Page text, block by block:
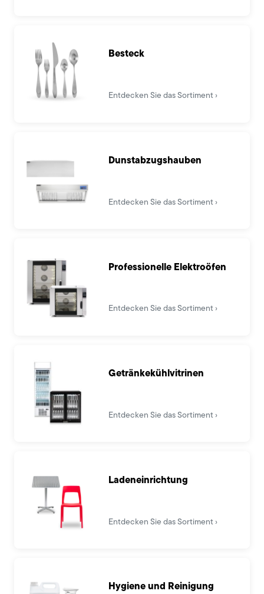
Besteck
Entdecken Sie das Sortiment
Dunstabzugshauben
Entdecken Sie das Sortiment
Professionelle Elektroöfen
Entdecken Sie das Sortiment
Getränkekühlvitrinen
Entdecken Sie das Sortiment
Ladeneinrichtung
Entdecken Sie das Sortiment
Hygiene und Reinigung